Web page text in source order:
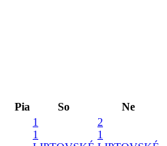
Pia So Ne
1
1
2
1